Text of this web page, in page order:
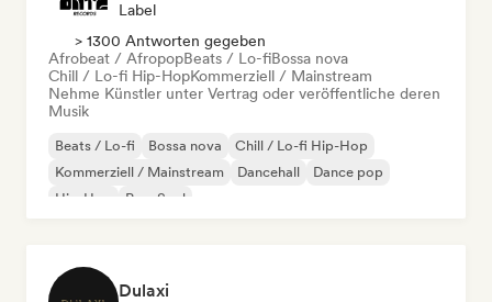
Label
> 1300 Antworten gegeben
Afrobeat / AfropopBeats / Lo-fiBossa nova
Chill / Lo-fi Hip-HopKommerziell / Mainstream
Nehme Künstler unter Vertrag oder veröffentliche deren
Musik
Beats / Lo-fi Bossa nova
Chill / Lo-fi Hip-Hop
Kommerziell / Mainstream
Dancehall
Dance pop
Hip-Hop
Pop-Soul
Dulaxi